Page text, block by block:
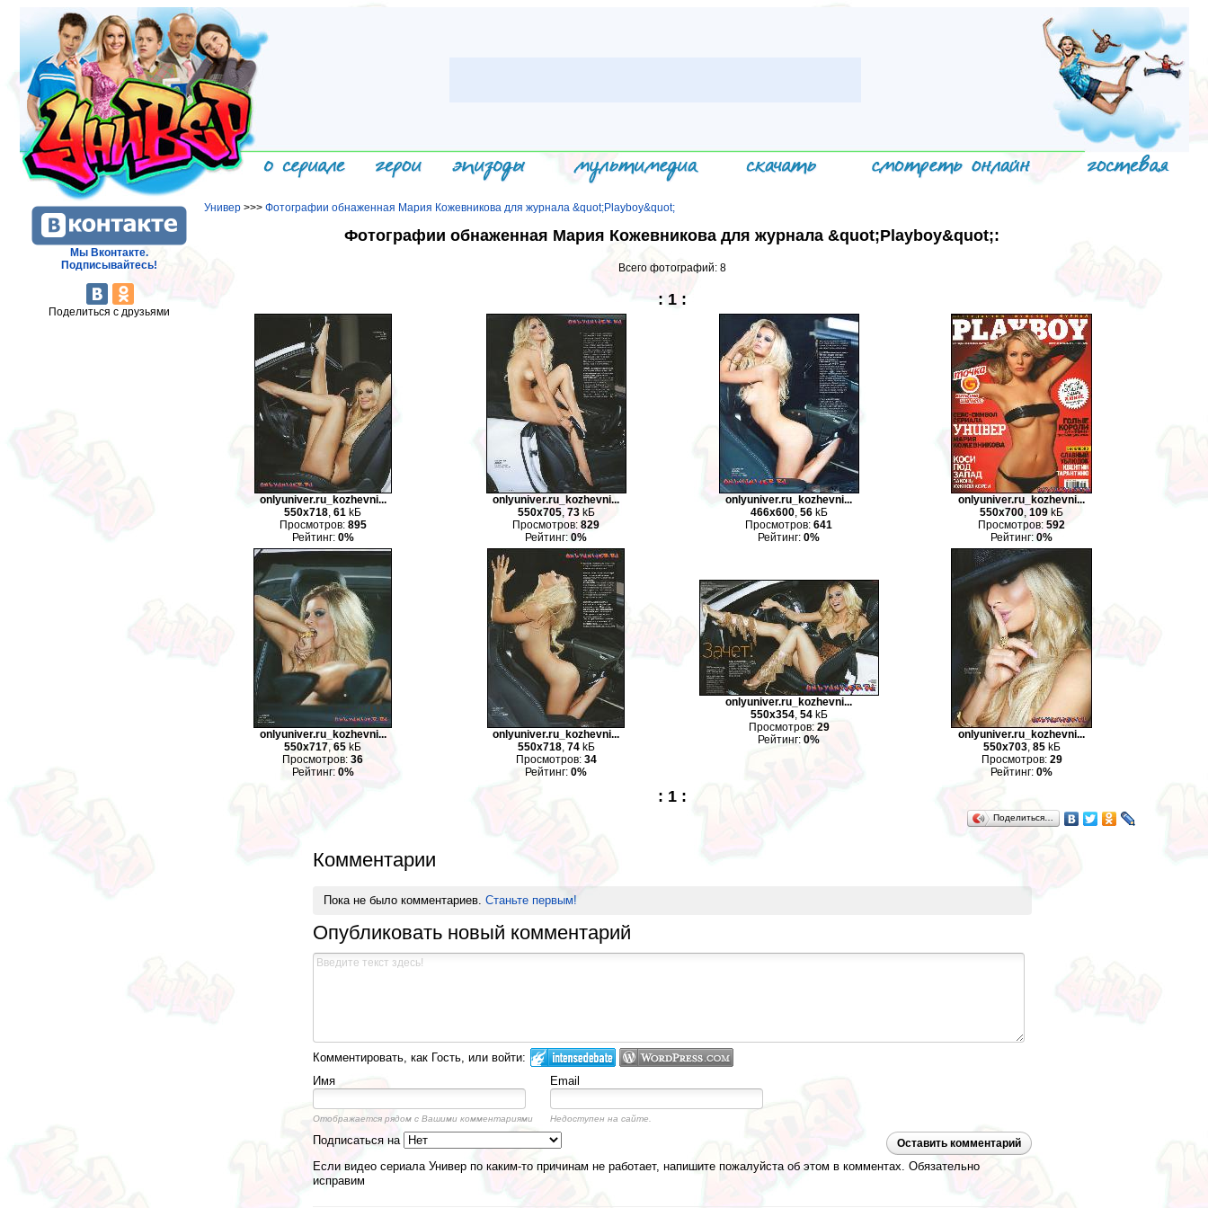
Мы Вконтакте.
Подписывайтесь!
Поделиться с друзьями
Универ >>> Фотографии обнаженная Мария Кожевникова для журнала &quot;Playboy&quot;
Фотографии обнаженная Мария Кожевникова для журнала &quot;Playboy&quot;:
Всего фотографий: 8
: 1:
onlyuniver.ru_kozhevni...
550x718, 61 kБ
Просмотров: 895
Рейтинг: 0%
onlyuniver.ru_kozhevni...
550x705, 73kБ
Просмотров: 829
Рейтинг: 0%
onlyuniver.ru_kozhevni...
466x600, 56kБ
Просмотров: 641
Рейтинг: 0%
onlyuniver.ru_kozhevni...
550x700, 109 kБ
Просмотров: 592
Рейтинг: 0%
onlyuniver.ru_kozhevni...
550x717, 65 kБ
Просмотров: 36
Рейтинг: 0%
onlyuniver.ru_kozhevni...
550x718, 74kБ
Просмотров: 34
Рейтинг: 0%
onlyuniver.ru_kozhevni...
550x354, 54kБ
Просмотров: 29
Рейтинг: 0%
onlyuniver.ru_kozhevni...
550x703, 85kБ
Просмотров: 29
Рейтинг: 0%
: 1:
Поделиться…
Комментарии
Пока не было комментариев. Станьте первым!
Опубликовать новый комментарий
Комментировать, как Гость, или войти:
Имя
Email
Отображается рядом с Вашими комментариями Недоступен на сайте.
Оставить комментарий
Подписаться на
Если видео сериала Универ по каким-то причинам не работает, напишите пожалуйста об этом в комментах. Обязательно
исправим